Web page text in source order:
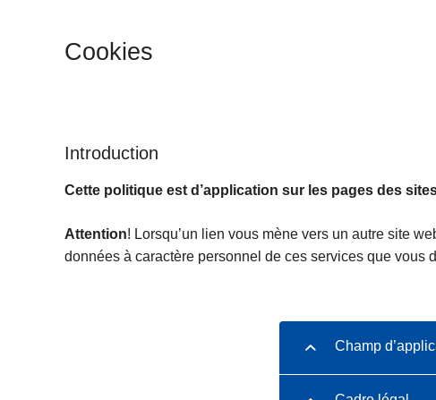
Cookies
Introduction
Cette politique est d’application sur les pages des
Attention! Lorsqu’un lien vous mène vers un autre site
données à caractère personnel de ces services que vous
Champ